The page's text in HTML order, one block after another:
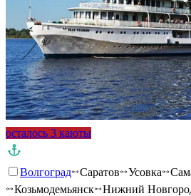
осталось 3 каюты
Волгоград Саратов Усовка
Козьмодемьянск
Нижний